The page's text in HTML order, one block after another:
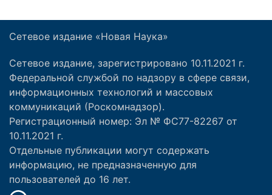
Сетевое издание «Новая Наука»
Сетевое издание, зарегистрировано 10.11.2021 г.
Федеральной службой по надзору в сфере связи,
информационных технологий и массовых
коммуникаций (Роскомнадзор).
Регистрационный номер: Эл № ФС77-82267 от
10.11.2021 г.
Отдельные публикации могут содержать
информацию, не предназначенную для
пользователей до 16 лет.